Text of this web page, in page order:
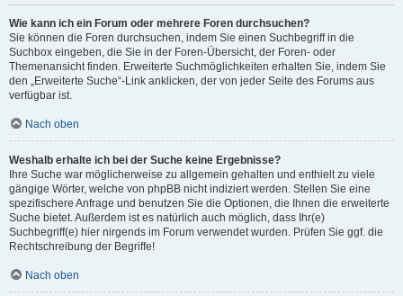
Wie kann ich ein Forum oder mehrere Foren durchsuchen?
Sie können die Foren durchsuchen, indem Sie einen Suchbegriff in die
Suchbox eingeben, die Sie in der Foren-Übersicht, der Foren- oder
Themenansicht finden. Erweiterte Suchmöglichkeiten erhalten Sie, indem Sie
den „Erweiterte Suche“-Link anklicken, der von jeder Seite des Forums aus
verfügbar ist.
Nach oben
Weshalb erhalte ich bei der Suche keine Ergebnisse?
Ihre Suche war möglicherweise zu allgemein gehalten und enthielt zu viele
gängige Wörter, welche von phpBB nicht indiziert werden. Stellen Sie eine
spezifischere Anfrage und benutzen Sie die Optionen, die Ihnen die erweiterte
Suche bietet. Außerdem ist es natürlich auch möglich, dass Ihr(e)
Suchbegriff(e) hier nirgends im Forum verwendet wurden. Prüfen Sie ggf. die
Rechtschreibung der Begriffe!
Nach oben